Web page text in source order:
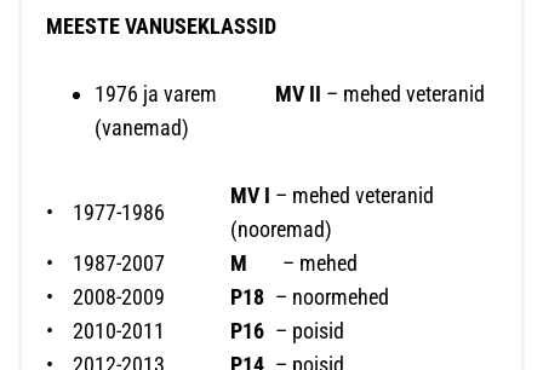
MEESTE VANUSEKLASSID
1976 ja varem MV II – mehed veteranid
(vanemad)
• 1977-1986
MV I – mehed veteranid
(nooremad)
•
1987-2007 M
– mehed
•
2008-2009 P18 – noormehed
•
2010-2011 P16 – poisid
•
2012-2013 P14 – poisid